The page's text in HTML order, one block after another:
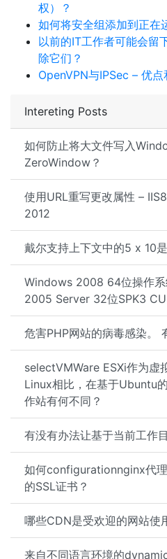
Intereting Posts
如何防止将大文件写入
ZeroWindow？
使用URL重写更改属性 –
2012
戴尔支持上下文中的5 x 10
Windows 2008 64位操作
2005 Server 32位SPK3
危害PHP网站的病毒感染。
selectVMWare ESXi作为虚
Linux相比，在基于Ubuntu
作站有何不同？
有没有办法让基于当前工作
如何configurationnginx代
的SSL证书？
哪些CDN是受欢迎的网站使
来自不同语言环境的
权）？
如何将安全组添加到正在
以前的IT工作者可能会留
除它们？
OpenVPN与IPSec – 优点